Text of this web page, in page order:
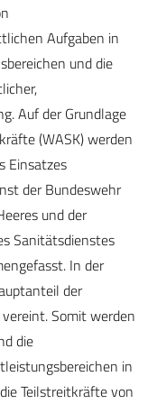
Aufgaben in
und die
Auf der Grundlage
(WASK) werden
Einsatzes
der Bundeswehr
und der
Sanitätsdienstes
In der
der
Somit werden
die
in
Teilstreitkräfte von